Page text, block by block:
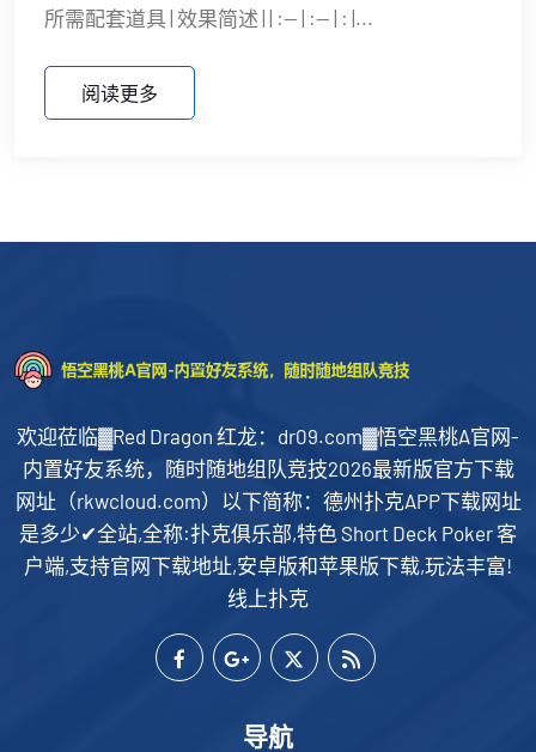
所需配套道具 | 效果简述 | | :-- | :-- | : |...
阅读更多
欢迎莅临▓Red Dragon 红龙：dr09.com▓悟空黑桃A官网-
内置好友系统，随时随地组队竞技2026最新版官方下载
网址（rkwcloud.com）以下简称：德州扑克APP下载网址
是多少✔全站,全称:扑克俱乐部,特色 Short Deck Poker 客
户端,支持官网下载地址,安卓版和苹果版下载,玩法丰富!
线上扑克
导航